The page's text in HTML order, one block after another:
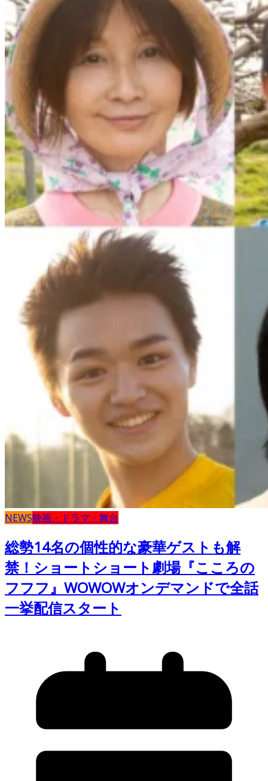
NEWS映画・ドラマ・舞台
総勢14名の個性的な豪華ゲストも解
禁！ショートショート劇場『こころの
フフフ』WOWOWオンデマンドで全話
一挙配信スタート